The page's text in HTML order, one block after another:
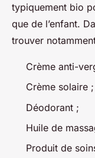
typiquement bio
que de l’enfant.
trouver
Crème anti-
Crème solaire ;
Déodorant ;
Huile de
Produit de